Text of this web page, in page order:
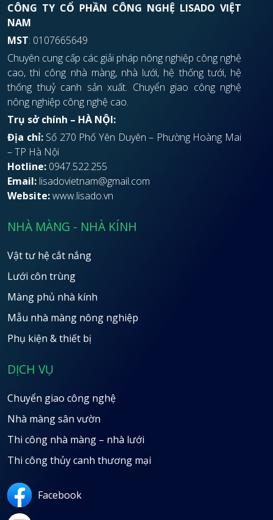
CÔNG TY CỔ PHẦN CÔNG NGHỆ LISADO VIỆT
NAM
MST: 0107665649
Chuyên cung cấp các giải pháp nông nghiệp công nghệ
cao, thi công nhà màng, nhà lưới, hệ thống tưới, hệ
thống thuỷ canh sản xuất. Chuyển giao công nghệ
nông nghiệp công nghệ cao.
Trụ sở chính – HÀ NỘI:
Địa chỉ:Số 270 Phố Yên Duyên – Phường Hoàng Mai
– TP Hà Nội
Hotline: 0947.522.255
Email: lisadovietnam@gmail.com
Website:www.lisado.vn
NHÀ MÀNG - NHÀ KÍNH
Vật tư hệ cắt nắng
Lưới côn trùng
Màng phủ nhà kính
Mẫu nhà màng nông nghiệp
Phụ kiện & thiết bị
DỊCH VỤ
Chuyển giao công nghệ
Nhà màng sân vườn
Thi công nhà màng – nhà lưới
Thi công thủy canh thương mại
Facebook